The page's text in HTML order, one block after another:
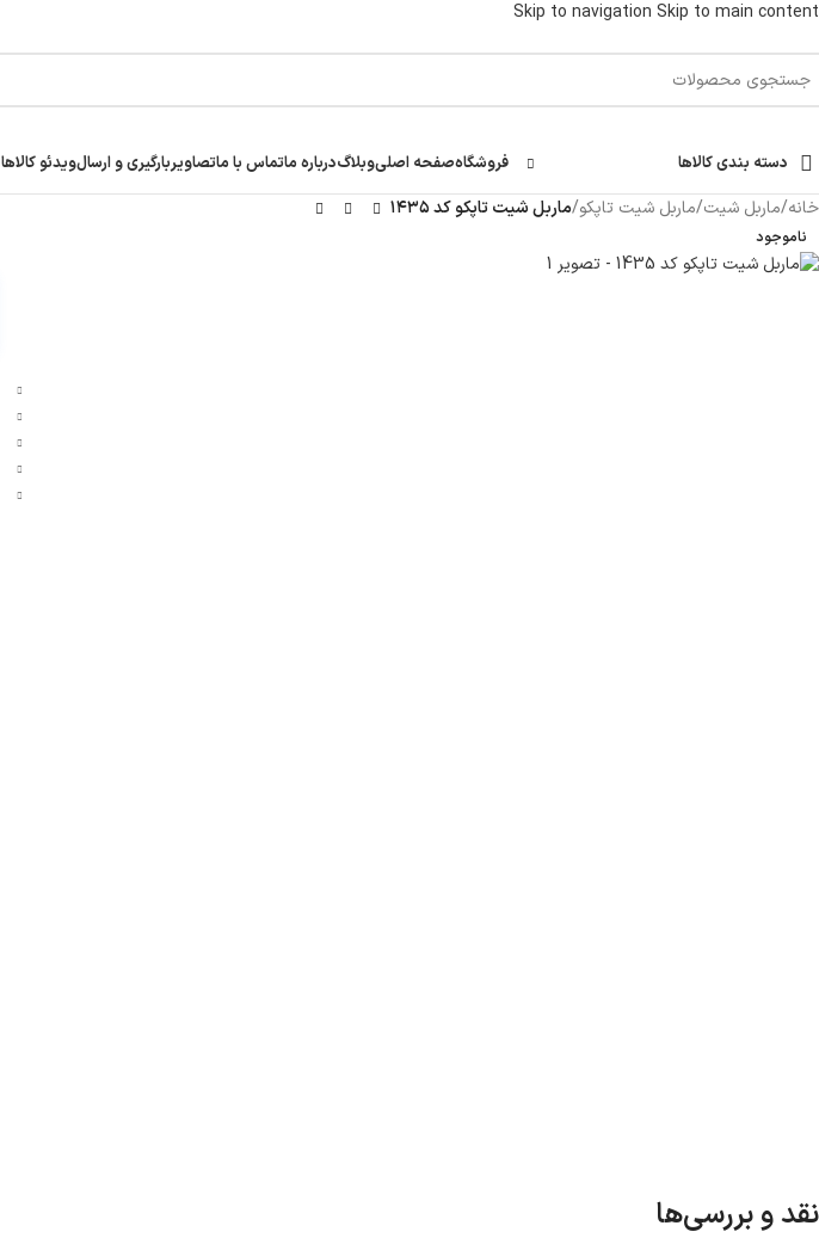
Skip to navigation Skip to main content
دسته بندی کالاها فروشگاهصفحه اصلیوبلاگدرباره ماتماس با ماتصاویربارگیری و ارسالویدئو کالاها
خانه/ماربل شیت/ماربل شیت تاپکو/ماربل شیت تاپکو کد ۱۴۳۵
ناموجود
نقد و بررسی‌ها